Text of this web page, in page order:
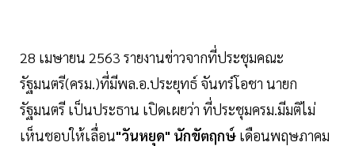
28 เมษายน 2563 รายงานข่าวจากที่ประชุมคณะ
รัฐมนตรี(ครม.)ที่มีพล.อ.ประยุทธ์ จันทร์โอชา นายก
รัฐมนตรี เป็นประธาน เปิดเผยว่า ที่ประชุมครม.มีมติไม่
เห็นชอบให้เลื่อน"วันหยุด" นักขัตฤกษ์ เดือนพฤษภาคม